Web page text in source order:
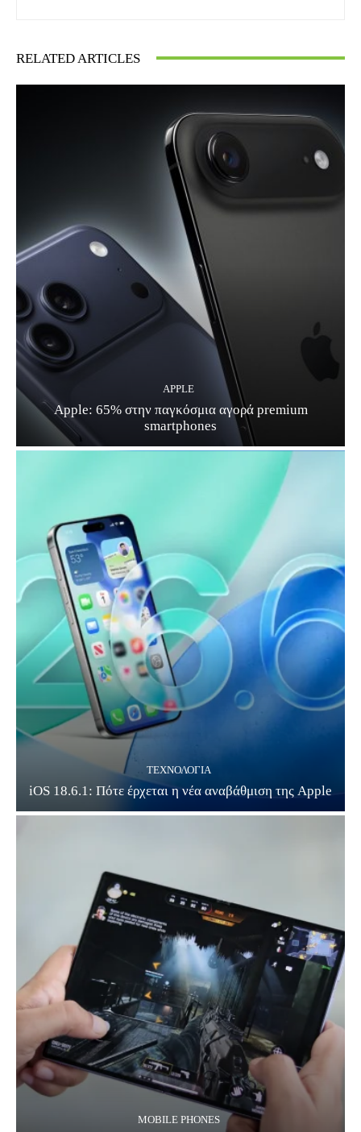
RELATED ARTICLES
APPLE
Apple: 65% στην παγκόσμια αγορά premium
smartphones
ΤΕΧΝΟΛΟΓΊΑ
iOS 18.6.1: Πότε έρχεται η νέα αναβάθμιση της Apple
MOBILE PHONES